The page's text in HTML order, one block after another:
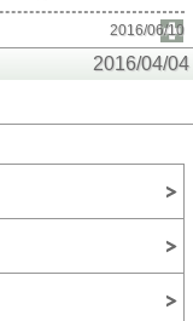
2016/06/10
2016/04/04